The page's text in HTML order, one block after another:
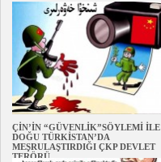
ÇİN’İN “GÜVENLİK”SÖYLEMİ İLE
DOĞU TÜRKİSTAN’DA
MEŞRULAŞTIRDIĞI ÇKP DEVLET
TERÖRÜ